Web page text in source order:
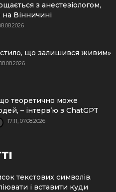
з анестезіологом,
Вінничині
що залишився живим»
що теоретично може
– інтерв’ю з ChatGPT
17:11, 07.08.2026
текстових символів.
і вставити куди